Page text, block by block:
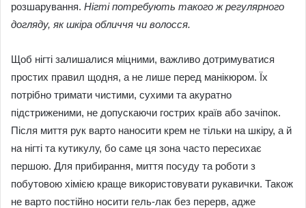
розшарування. Нігті потребують такого ж регулярного
догляду, як шкіра обличчя чи волосся.
Щоб нігті залишалися міцними, важливо дотримуватися
простих правил щодня, а не лише перед манікюром. Їх
потрібно тримати чистими, сухими та акуратно
підстриженими, не допускаючи гострих країв або зачіпок.
Після миття рук варто наносити крем не тільки на шкіру, а й
на нігті та кутикулу, бо саме ця зона часто пересихає
першою. Для прибирання, миття посуду та роботи з
побутовою хімією краще використовувати рукавички. Також
не варто постійно носити гель-лак без перерв, адже